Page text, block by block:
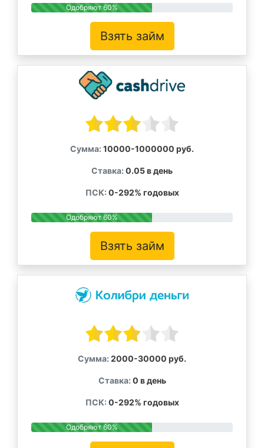
Одобряют 60%
Взять займ
Сумма: 10000-1000000 руб.
Ставка: 0.05 в день
ПСК: 0-292% годовых
Одобряют 60%
Взять займ
Сумма: 2000-30000 руб.
Ставка: 0 в день
ПСК: 0-292% годовых
Одобряют 60%